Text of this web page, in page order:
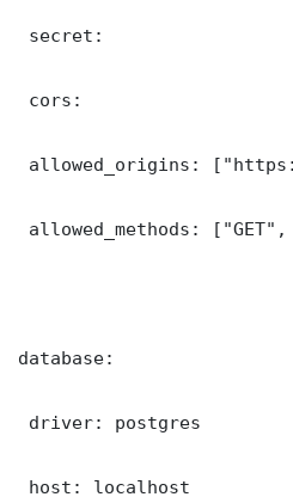
secret:
cors:
allowed_origins:
allowed_methods:
database:
driver: postgres
host: localhost